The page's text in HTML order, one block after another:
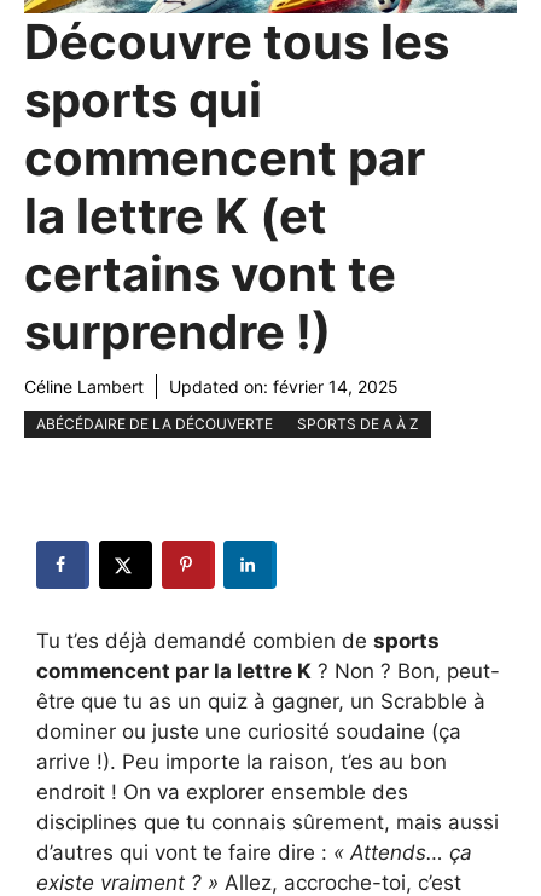
Découvre tous les
sports qui
commencent par
la lettre K (et
certains vont te
surprendre !)
Céline Lambert Updated on: février 14, 2025
ABÉCÉDAIRE DE LA DÉCOUVERTE SPORTS DE A À Z
Tu t’es déjà demandé combien de sports
commencent par la lettre K ? Non ? Bon, peut-
être que tu as un quiz à gagner, un Scrabble à
dominer ou juste une curiosité soudaine (ça
arrive !). Peu importe la raison, t’es au bon
endroit ! On va explorer ensemble des
disciplines que tu connais sûrement, mais aussi
d’autres qui vont te faire dire : « Attends… ça
existe vraiment ? » Allez, accroche-toi, c’est